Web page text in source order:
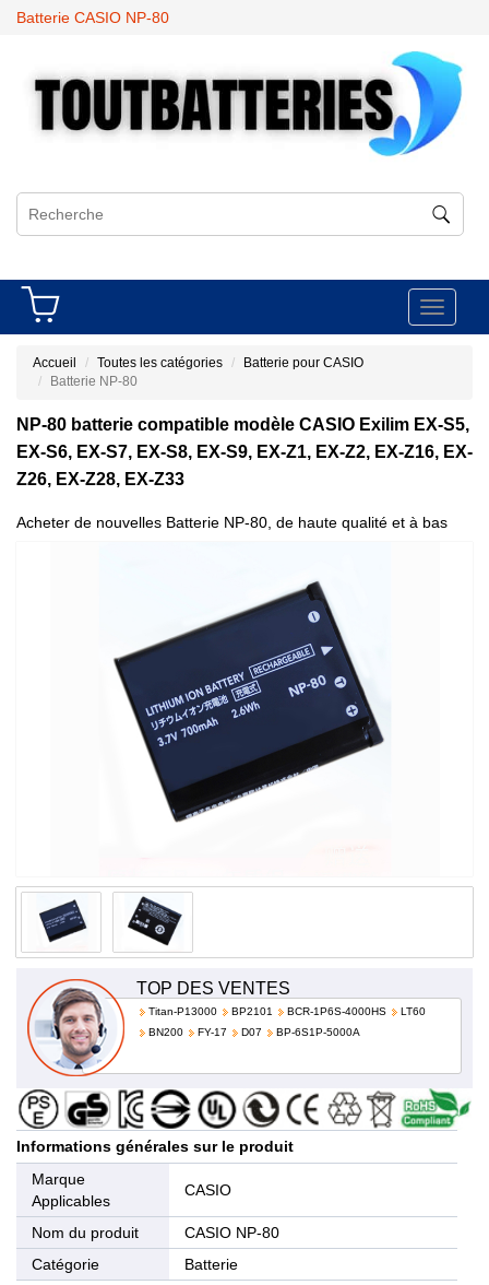
Batterie CASIO NP-80
Toggle
Accueil Toutes les catégories
Batterie pour CASIO
Batterie NP-80
NP-80 batterie compatible modèle CASIO Exilim EX-S5,
EX-S6, EX-S7, EX-S8, EX-S9, EX-Z1, EX-Z2, EX-Z16, EX-
Z26, EX-Z28, EX-Z33
Acheter de nouvelles Batterie NP-80, de haute qualité et à bas
TOP DES VENTES
Titan-P13000 BP2101 BCR-1P6S-4000HS
LT60
BN200
FY-17 D07 BP-6S1P-5000A
Informations générales sur le produit
Marque
Applicables
CASIO
Nom du produit
CASIO NP-80
Catégorie
Batterie